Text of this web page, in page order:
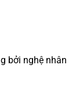
bởi nghệ nhân